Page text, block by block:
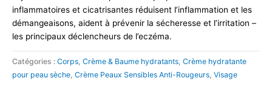
inflammatoires et cicatrisantes réduisent l’inflammation et les
démangeaisons, aident à prévenir la sécheresse et l’irritation –
les principaux déclencheurs de l’eczéma.
Catégories : Corps, Crème & Baume hydratants, Crème hydratante
pour peau sèche, Crème Peaux Sensibles Anti-Rougeurs, Visage